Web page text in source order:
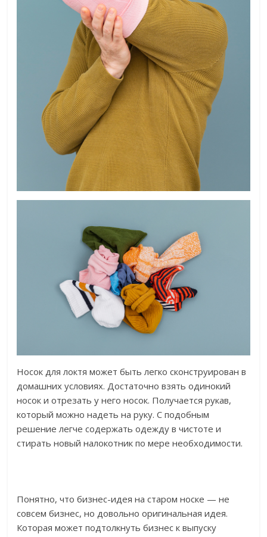
Носок для локтя может быть легко сконструирован в
домашних условиях. Достаточно взять одинокий
носок и отрезать у него носок. Получается рукав,
который можно надеть на руку. С подобным
решение легче содержать одежду в чистоте и
стирать новый налокотник по мере необходимости.
Понятно, что бизнес-идея на старом носке — не
совсем бизнес, но довольно оригинальная идея.
Которая может подтолкнуть бизнес к выпуску